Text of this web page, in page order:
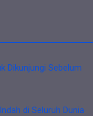
Dikunjungi Sebelum
di Seluruh Dunia